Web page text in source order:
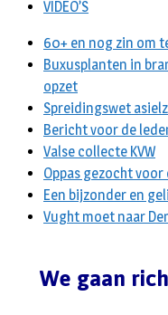
VIDEO’S
60+ en nog zin om
Buxusplanten in
opzet
Spreidingswet
Bericht voor de
Valse collecte KVW
Oppas gezocht
Een bijzonder en
Vught moet naar
We gaan